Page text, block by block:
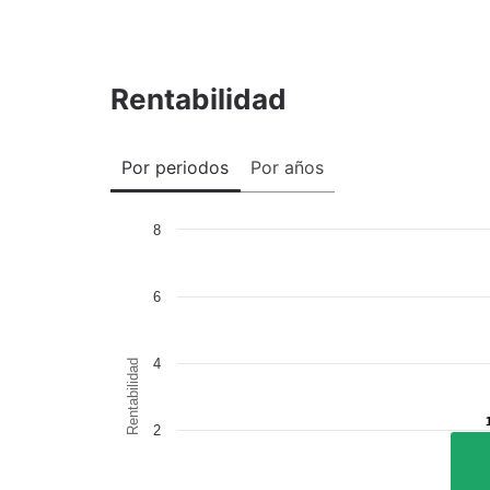
Rentabilidad
Por periodos Por años
Rentabilidad 2
4
6
8